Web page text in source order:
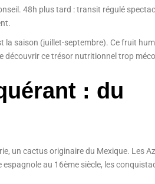
48h plus tard : transit régulé
la saison (juillet-septembre). Ce fruit
découvrir ce trésor nutritionnel trop
: du
un cactus originaire du Mexique. Les
au 16ème siècle, les